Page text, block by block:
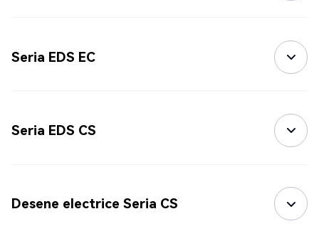
Seria EDS EC
Seria EDS CS
Desene electrice Seria CS